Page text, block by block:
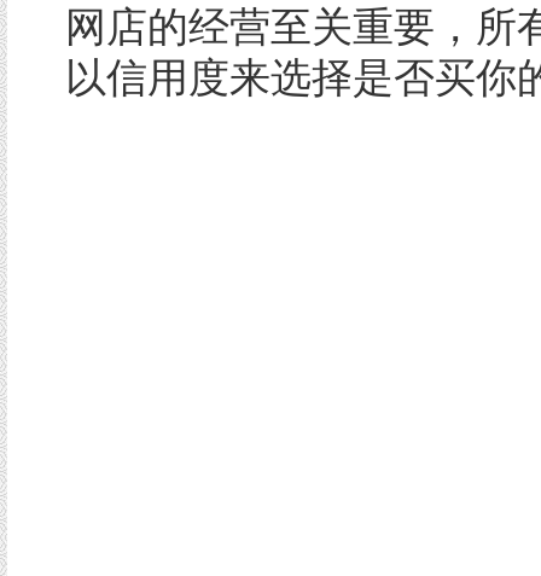
网店的经营至关重要，所
以信用度来选择是否买你